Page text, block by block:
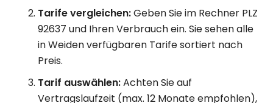
Tarife vergleichen:Geben Sie im Rechner PLZ
92637 und Ihren Verbrauch ein. Sie sehen alle
in Weiden verfügbaren Tarife sortiert nach
Preis.
Tarif auswählen:Achten Sie auf
Vertragslaufzeit (max. 12 Monate empfohlen),